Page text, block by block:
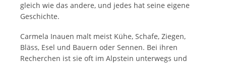
gleich wie das andere, und jedes hat seine eigene
Geschichte.
Carmela Inauen malt meist Kühe, Schafe, Ziegen,
Bläss, Esel und Bauern oder Sennen. Bei ihren
Recherchen ist sie oft im Alpstein unterwegs und